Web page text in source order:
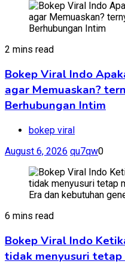
2 mins read
Bokep Viral Indo
agar Memuaskan?
Berhubungan Intim
bokep viral
August 6, 2026 qu7qw0
6 mins read
Bokep Viral Indo
tidak menyusuri